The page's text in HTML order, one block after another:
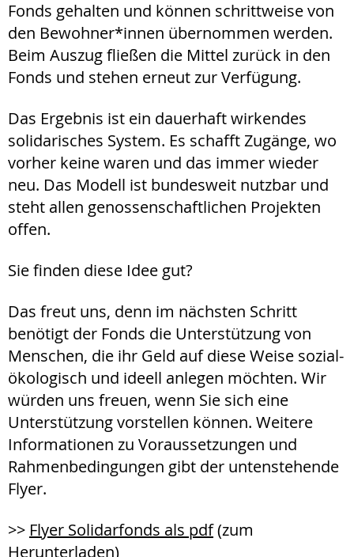
Fonds gehalten und können schrittweise von
den Bewohner*innen übernommen werden.
Beim Auszug fließen die Mittel zurück in den
Fonds und stehen erneut zur Verfügung.
Das Ergebnis ist ein dauerhaft wirkendes
solidarisches System. Es schafft Zugänge, wo
vorher keine waren und das immer wieder
neu. Das Modell ist bundesweit nutzbar und
steht allen genossenschaftlichen Projekten
offen.
Sie finden diese Idee gut?
Das freut uns, denn im nächsten Schritt
benötigt der Fonds die Unterstützung von
Menschen, die ihr Geld auf diese Weise sozial-
ökologisch und ideell anlegen möchten. Wir
würden uns freuen, wenn Sie sich eine
Unterstützung vorstellen können. Weitere
Informationen zu Voraussetzungen und
Rahmenbedingungen gibt der untenstehende
Flyer.
>> Flyer Solidarfonds als pdf(zum
Herunterladen)